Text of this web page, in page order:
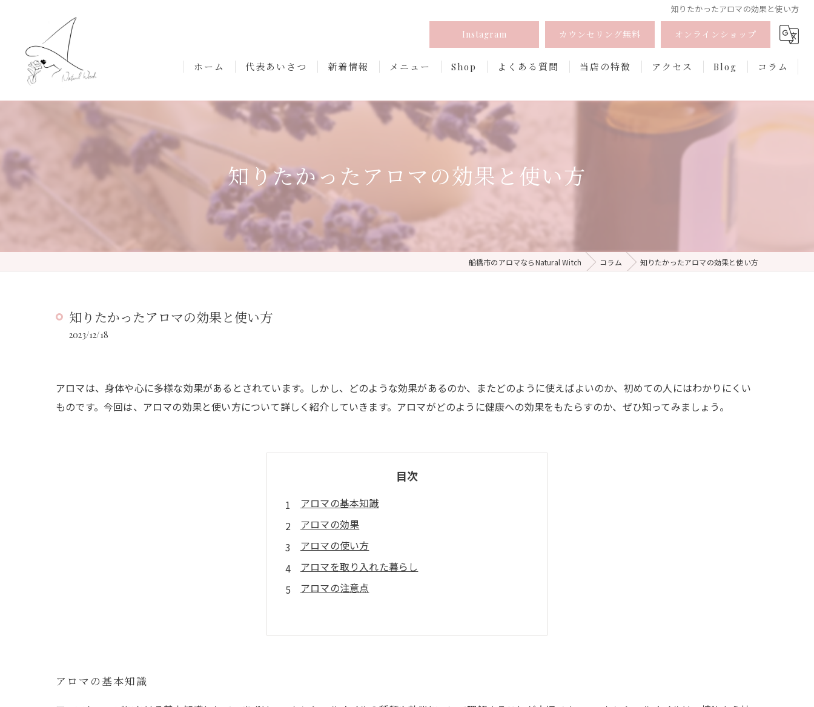
知りたかったアロマの効果と使い方
Instagram カウンセリング無料 オンラインショップ
ホーム 代表あいさつ 新着情報 メニュー Shop よくある質問 当店の特徴
フェムケア
アクセス Blog コラム
知りたかったアロマの効果と使い方
船橋市のアロマならNatural Witch コラム 知りたかったアロマの効果と使い方
知りたかったアロマの効果と使い方
2023/12/18
アロマは、身体や心に多様な効果があるとされています。しかし、どのような効果があるのか、またどのように使えばよいのか、初めての人にはわかりにくい
ものです。今回は、アロマの効果と使い方について詳しく紹介していきます。アロマがどのように健康への効果をもたらすのか、ぜひ知ってみましょう。
目次
アロマの基本知識
アロマの効果
アロマの使い方
アロマを取り入れた暮らし
アロマの注意点
アロマの基本知識